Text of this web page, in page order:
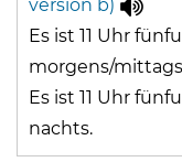
versión b)
Es ist 11 Uhr
morgens/
Es ist 11 Uhr
nachts.